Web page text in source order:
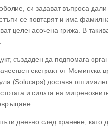
си задават въпроса
се повтарят и има
целенасочена грижа. В
създаден да подпомага
екстракт от Моминска
(Solucaps) доставя
и силата на
дневно след хранене, като